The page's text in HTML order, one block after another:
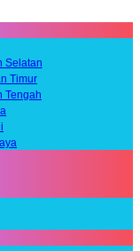
Selatan
Timur
Tengah